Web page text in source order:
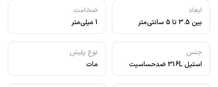
ابعاد
بین 3.5 تا 5 سانتی‌متر
ضخامت
1 میلی‌متر
جنس
استیل 316L ضدحساسیت
نوع پلیش
مات